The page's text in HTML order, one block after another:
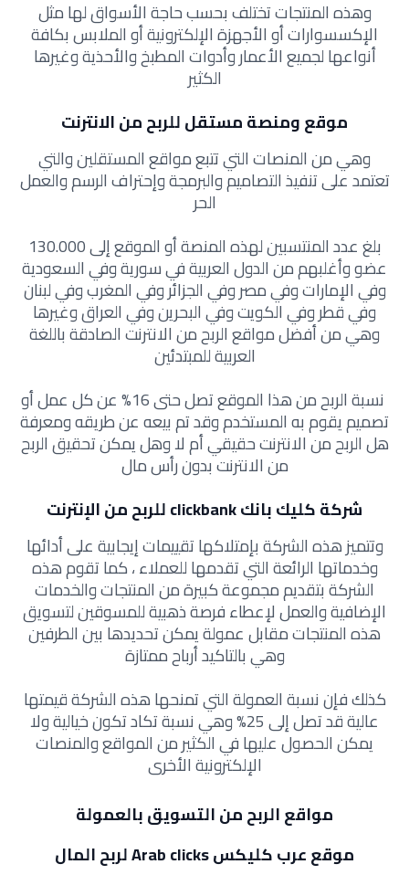
وهذه المنتجات تختلف بحسب حاجة الأسواق لها مثل
الإكسسوارات أو الأجهزة الإلكترونية أو الملابس بكافة
أنواعها لجميع الأعمار وأدوات المطبخ والأحذية وغيرها
الكثير
موقع ومنصة مستقل للربح من الانترنت
وهي من المنصات التي تتبع مواقع المستقلين والتي
تعتمد على تنفيذ التصاميم والبرمجة وإحتراف الرسم والعمل
الحر
بلغ عدد المنتسبين لهذه المنصة أو الموقع إلى 130.000
عضو وأغلبهم من الدول العربية في سورية وفي السعودية
وفي الإمارات وفي مصر وفي الجزائر وفي المغرب وفي لبنان
وفي قطر وفي الكويت وفي البحرين وفي العراق وغيرها
وهي من أفضل مواقع الربح من الانترنت الصادقة باللغة
العربية للمبتدئين
نسبة الربح من هذا الموقع تصل حتى 16% عن كل عمل أو
تصميم يقوم به المستخدم وقد تم بيعه عن طريقه ومعرفة
هل الربح من الانترنت حقيقي أم لا وهل يمكن تحقيق الربح
من الانترنت بدون رأس مال
شركة كليك بانك clickbank للربح من الإنترنت
وتتميز هذه الشركة بإمتلاكها تقييمات إيجابية على أدائها
وخدماتها الرائعة التي تقدمها للعملاء ، كما تقوم هذه
الشركة بتقديم مجموعة كبيرة من المنتجات والخدمات
الإضافية والعمل لإعطاء فرصة ذهبية للمسوقين لتسويق
هذه المنتجات مقابل عمولة يمكن تحديدها بين الطرفين
وهي بالتاكيد أرباح ممتازة
كذلك فإن نسبة العمولة التي تمنحها هذه الشركة قيمتها
عالية قد تصل إلى 25% وهي نسبة تكاد تكون خيالية ولا
يمكن الحصول عليها في الكثير من المواقع والمنصات
الإلكترونية الأخرى
مواقع الربح من التسويق بالعمولة
موقع عرب كليكس Arab clicks لربح المال